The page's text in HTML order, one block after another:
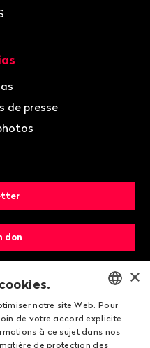
de presse
don
ENGLISH
DEUTSCH
×
notre site Web. Pour
de votre accord explicite.
à ce sujet dans nos
de protection des